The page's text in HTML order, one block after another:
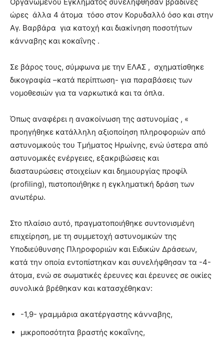
ώρες άλλα 4 άτομα τόσο στον Κορυδαλλό όσο και στην
Αγ. Βαρβάρα για κατοχή και διακίνηση ποσοτήτων
κάνναβης και κοκαΐνης .
Σε βάρος τους, σύμφωνα με την ΕΛΑΣ , σχηματίσθηκε
δικογραφία –κατά περίπτωση- για παραβάσεις των
νομοθεσιών για τα ναρκωτικά και τα όπλα.
Όπως αναφέρει η ανακοίνωση της αστυνομίας , «
προηγήθηκε κατάλληλη αξιοποίηση πληροφοριών από
αστυνομικούς του Τμήματος Ηρωίνης, ενώ ύστερα από
αστυνομικές ενέργειες, εξακριβώσεις και
διασταυρώσεις στοιχείων και δημιουργίας προφίλ
(profiling), πιστοποιήθηκε η εγκληματική δράση των
ανωτέρω.
Στο πλαίσιο αυτό, πραγματοποιήθηκε συντονισμένη
επιχείρηση, με τη συμμετοχή αστυνομικών της
Υποδιεύθυνσης Πληροφοριών και Ειδικών Δράσεων,
κατά την οποία εντοπίστηκαν και συνελήφθησαν τα -4-
άτομα, ενώ σε σωματικές έρευνες και έρευνες σε οικίες
συνολικά βρέθηκαν και κατασχέθηκαν:
-1,9- γραμμάρια ακατέργαστης κάνναβης,
μικροποσότητα βραστής κοκαΐνης,